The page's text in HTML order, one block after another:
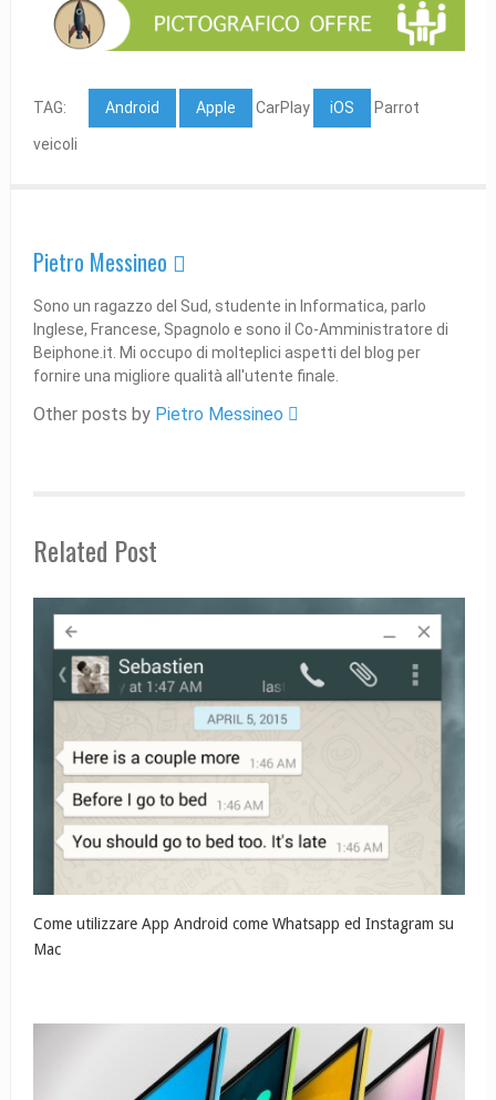
TAG: Android Apple CarPlay iOS Parrot
veicoli
Pietro Messineo 
Sono un ragazzo del Sud, studente in Informatica, parlo
Inglese, Francese, Spagnolo e sono il Co-Amministratore di
Beiphone.it. Mi occupo di molteplici aspetti del blog per
fornire una migliore qualità all'utente finale.
Other posts by Pietro Messineo 
Related Post
Come utilizzare App Android come Whatsapp ed Instagram su
Mac